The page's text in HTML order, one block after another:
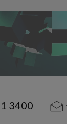
3400